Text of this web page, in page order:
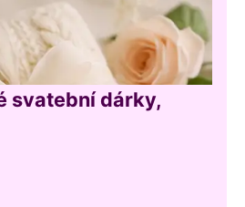
svatební dárky,